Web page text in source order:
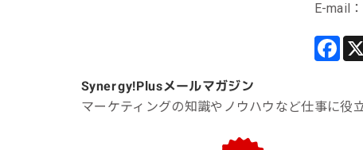
E-mail：
Synergy!Plusメールマガジン
マーケティングの知識やノウハウなど仕事に役